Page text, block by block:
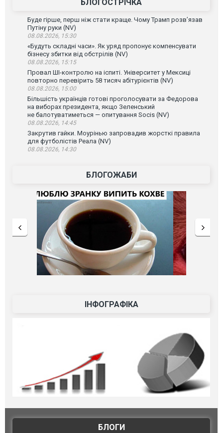
БЛОГОСТРІЧКА
Буде гірше, перш ніж стати краще. Чому Трамп розв’язав
Путіну руки (NV)
08.08.2026, 15:30
«Будуть складні часи». Як уряд пропонує компенсувати
бізнесу збитки від обстрілів (NV)
08.08.2026, 15:15
Провал ШІ-контролю на іспиті. Університет у Мексиці
повторно перевірить 58 тисяч абітурієнтів (NV)
08.08.2026, 15:00
Більшість українців готові проголосувати за Федорова
на виборах президента, якщо Зеленський
не балотуватиметься — опитування Socis (NV)
08.08.2026, 14:45
Закрутив гайки. Моурінью запровадив жорсткі правила
для футболістів Реала (NV)
08.08.2026, 14:30
БЛОГОЖАБИ
ІНФОГРАФІКА
БЛОГИ